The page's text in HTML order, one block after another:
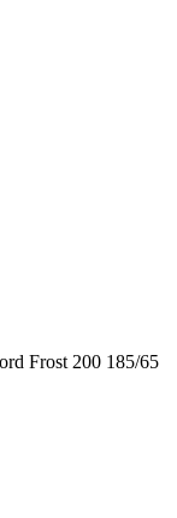
Frost 200 185/65